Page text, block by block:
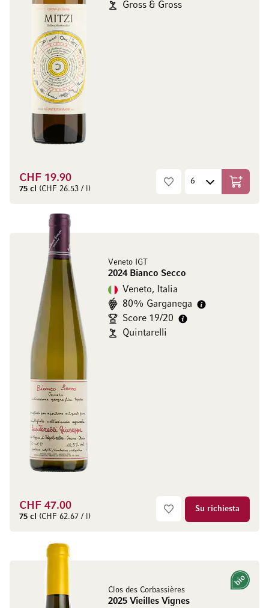
Gross & Gross
CHF 19.90
75 cl (CHF 26.53 / l)
Veneto IGT
2024 Bianco Secco
Veneto, Italia
80% Garganega
Score 19/20
Quintarelli
CHF 47.00
75 cl (CHF 62.67 / l)
Su richiesta
Clos des Corbassières
2025 Vieilles Vignes
Bio